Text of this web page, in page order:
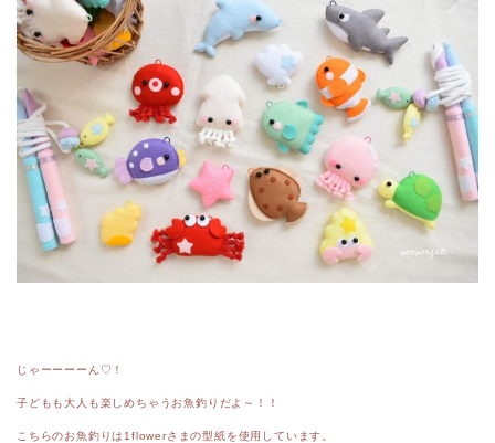
じゃーーーーん♡！
子どもも大人も楽しめちゃうお魚釣りだよ～！！
こちらのお魚釣りは1flowerさまの型紙を使用しています。